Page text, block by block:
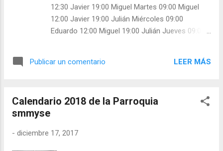
12:30 Javier 19:00 Miguel Martes 09:00 Miguel
12:00 Javier 19:00 Julián Miércoles 09:00
Eduardo 12:00 Miguel 19:00 Julián Jueves 09:00
Eduardo 12:00 Javier 19:00 Julián Domingo 10:00
Publicar un comentario LEER MÁS
Calendario 2018 de la Parroquia
smmyse
- diciembre 17, 2017